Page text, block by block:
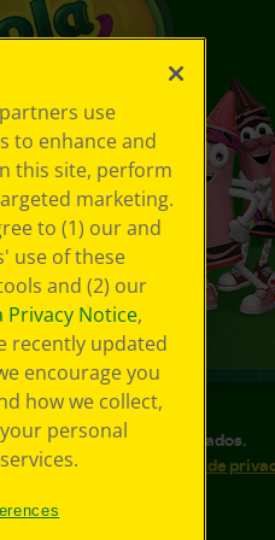
los derechos reservados.
de privacidad
Política de
use
to enhance and
this site, perform
marketing.
to (1) our and
use of these
and (2) our
Privacy Notice,
recently updated
encourage you
how we collect,
personal